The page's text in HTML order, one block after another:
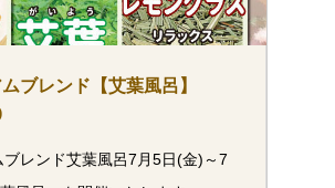
ムブレンド【艾葉風呂】
)
レンド艾葉風呂7月5日(金)～7